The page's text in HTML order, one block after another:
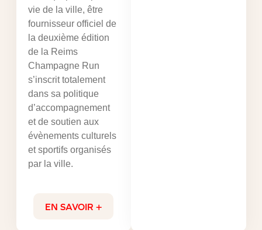
vie de la ville, être
fournisseur officiel de
la deuxième édition
de la Reims
Champagne Run
s’inscrit totalement
dans sa politique
d’accompagnement
et de soutien aux
évènements culturels
et sportifs organisés
par la ville.
EN SAVOIR +